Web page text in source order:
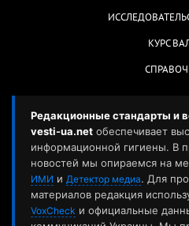
КУРС
Редакционные стандарты и
vesti-ua.net обеспечивает
информационной гигиены. В
новостей мы опираемся на
ИМИ и Детектор медиа. Для
материалов редакция
VoxCheck и официальные